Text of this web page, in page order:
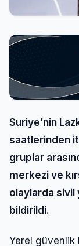
Suriye’nin
saatlerinden
gruplar
merkezi ve
olaylarda sivil
bildirildi.
Yerel güvenlik